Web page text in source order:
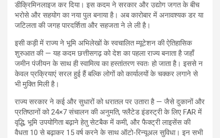
डीक्रिमिनलाइज कर दिया। इस कदम ने सरकार और उद्योग जगत के बीच
भरोसे और सहयोग का नया पुल बनाया है। अब कारोबार में अनावश्यक डर या
जटिलता की जगह पारदर्शिता और सहजता ने ले ली है।
इसी कड़ी में राज्य ने भूमि अभिलेखों के स्वचालित म्यूटेशन की ऐतिहासिक
शुरुआत की — यह कदम छत्तीसगढ़ को देश का पहला राज्य बनाता है जहाँ
जमीन पंजीयन के साथ ही स्वामित्व का हस्तांतरण स्वतः हो जाता है। इससे न
केवल प्रक्रियाएं सरल हुई हैं बल्कि लोगों को कार्यालयों के चक्कर लगाने से
भी मुक्ति मिली है।
राज्य सरकार ने कई और सुधारों को धरातल पर उतारा है — जैसे दुकानों और
प्रतिष्ठानों को 24×7 संचालन की अनुमति, फ्लैटेड इंडस्ट्री के लिए FAR में
वृद्धि, भूमि उपयोगिता बढ़ाने हेतु सेटबैक में कमी, और फैक्ट्री लाइसेंस की
वैधता 10 से बढ़ाकर 15 वर्ष करने के साथ ऑटो-रिन्यूअल सुविधा। इन सभी